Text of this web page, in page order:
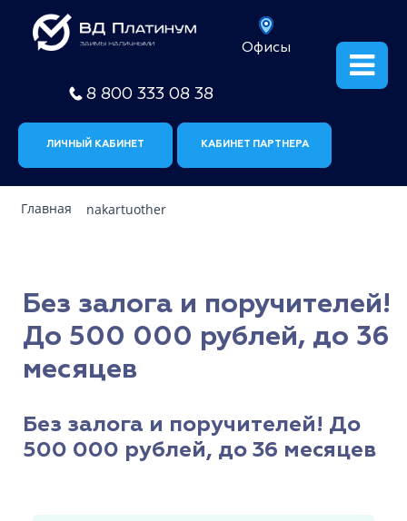
Офисы
8 800 333 08 38
ЛИЧНЫЙ КАБИНЕТ КАБИНЕТ ПАРТНЕРА
Главная nakartuother
Без залога и поручителей!
До 500 000 рублей, до 36
месяцев
Без залога и поручителей! До
500 000 рублей, до 36 месяцев